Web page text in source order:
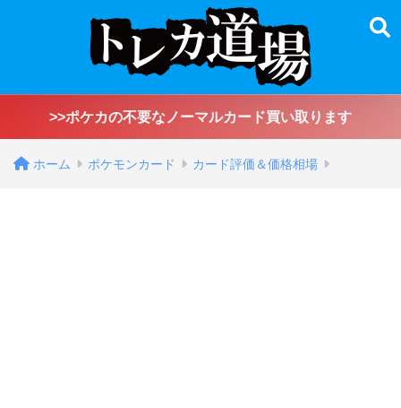
>>ポケカの不要なノーマルカード買い取ります
ホーム ポケモンカード カード評価＆価格相場